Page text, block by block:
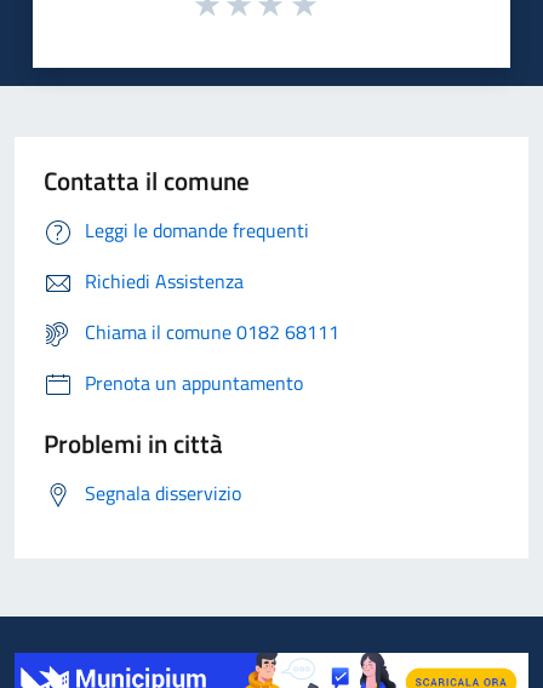
Contatta il comune
Leggi le domande frequenti
Richiedi Assistenza
Chiama il comune 0182 68111
Prenota un appuntamento
Problemi in città
Segnala disservizio